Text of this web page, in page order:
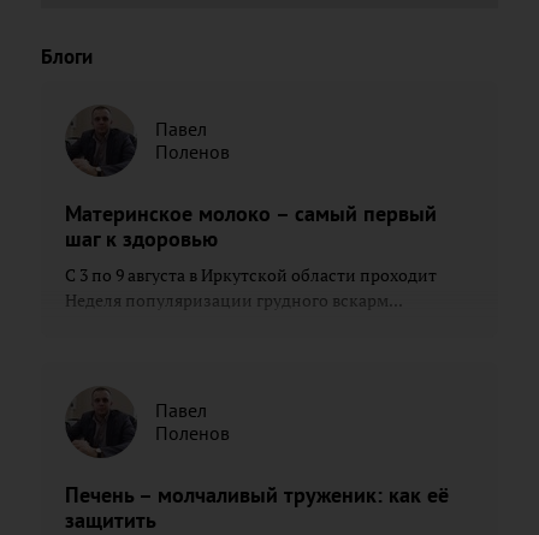
Блоги
Павел
Поленов
Материнское молоко – самый первый
шаг к здоровью
С 3 по 9 августа в Иркутской области проходит
Неделя популяризации грудного вскарм...
Павел
Поленов
Печень – молчаливый труженик: как её
защитить